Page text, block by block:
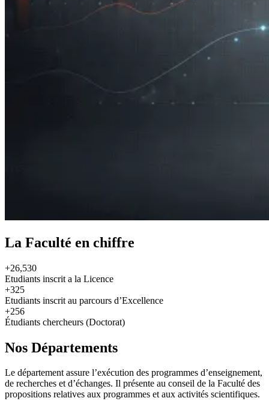
La Faculté en chiffre
+26,530
Etudiants inscrit a la Licence
+325
Etudiants inscrit au parcours d’Excellence
+256
Étudiants chercheurs (Doctorat)
Nos Départements
Le département assure l’exécution des programmes d’enseignement,
de recherches et d’échanges. Il présente au conseil de la Faculté des
propositions relatives aux programmes et aux activités scientifiques.